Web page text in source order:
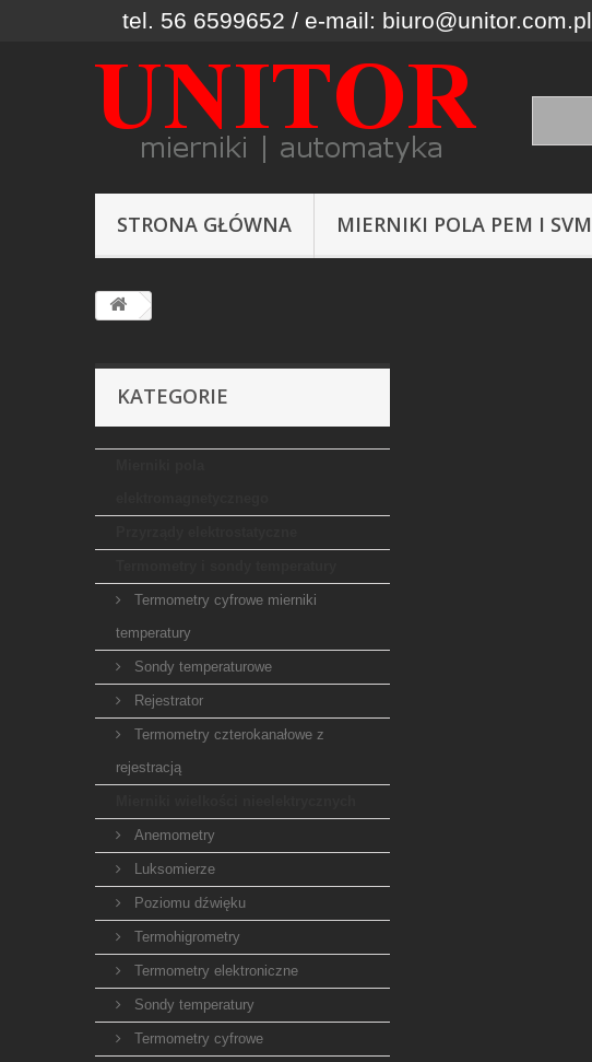
tel. 56 6599652 / e-mail: biuro@unitor.com.pl
STRONA GŁÓWNA MIERNIKI POLA PEM I SVM
KATEGORIE
Termometry cyfrowe mierniki
temperatury
Sondy temperaturowe
Rejestrator
Termometry czterokanałowe z
rejestracją
Anemometry
Luksomierze
Poziomu dźwięku
Termohigrometry
Termometry elektroniczne
Sondy temperatury
Termometry cyfrowe